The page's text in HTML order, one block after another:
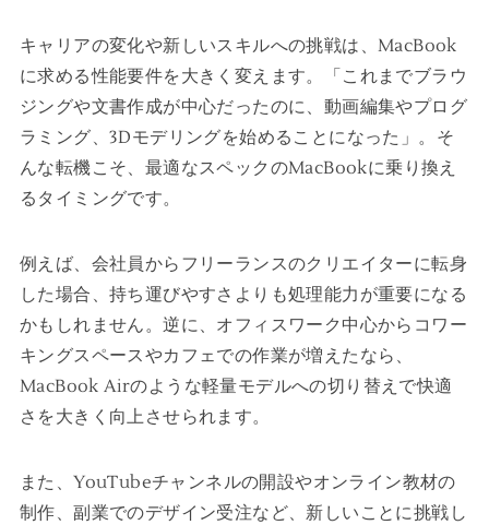
キャリアの変化や新しいスキルへの挑戦は、MacBook
に求める性能要件を大きく変えます。「これまでブラウ
ジングや文書作成が中心だったのに、動画編集やプログ
ラミング、3Dモデリングを始めることになった」。そ
んな転機こそ、最適なスペックのMacBookに乗り換え
るタイミングです。
例えば、会社員からフリーランスのクリエイターに転身
した場合、持ち運びやすさよりも処理能力が重要になる
かもしれません。逆に、オフィスワーク中心からコワー
キングスペースやカフェでの作業が増えたなら、
MacBook Airのような軽量モデルへの切り替えで快適
さを大きく向上させられます。
また、YouTubeチャンネルの開設やオンライン教材の
制作、副業でのデザイン受注など、新しいことに挑戦し